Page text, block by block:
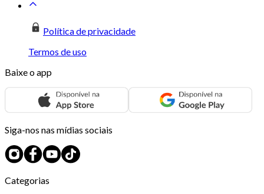
Política de privacidade
Termos de uso
Baixe o app
Siga-nos nas mídias sociais
Categorias